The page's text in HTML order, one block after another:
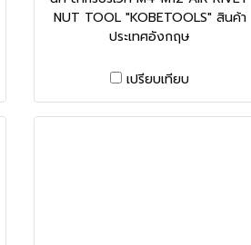
NUT TOOL "KOBETOOLS" สินค้า
ประเทศอังกฤษ
เปรียบเทียบ